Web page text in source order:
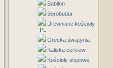
Babilon
Borobudur
Drewniane kościoły
- PL
Grecka świątynia
Kaliska cerkiew
Kościoły słupowe